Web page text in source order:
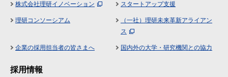
株式会社理研イノベーション スタートアップ支援
理研コンソーシアム
（一社）理研未来革新アライアン
ス
企業の採用担当者の皆さまへ 国内外の大学・研究機関との協力
採用情報